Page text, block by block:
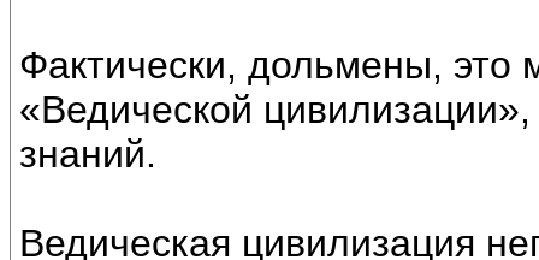
Фактически, дольмены,
«Ведической
знаний.
Ведическая цивилизация